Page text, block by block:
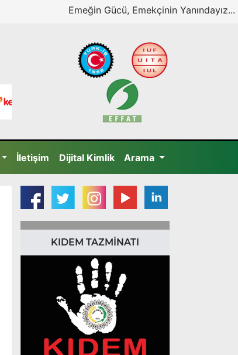
Emeğin Gücü, Emekçinin Yanındayız...
İletişim Dijital Kimlik Arama
KIDEM TAZMİNATI